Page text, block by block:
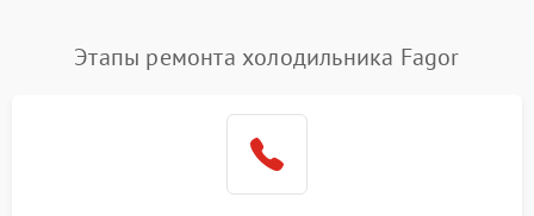
Поломка системы No Frost 2600 ₽ Подробнее →
Этапы ремонта холодильника Fagor